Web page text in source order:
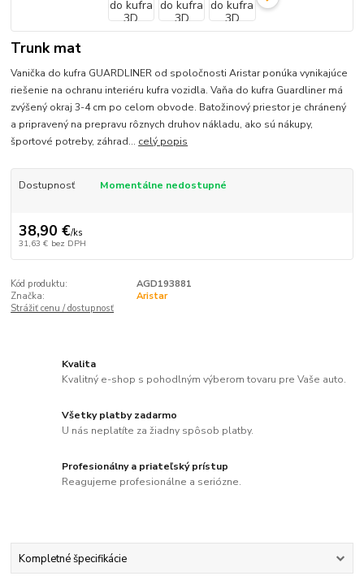
Trunk mat
Vanička do kufra GUARDLINER od spoločnosti Aristar ponúka vynikajúce
riešenie na ochranu interiéru kufra vozidla. Vaňa do kufra Guardliner má
zvýšený okraj 3-4 cm po celom obvode. Batožinový priestor je chránený
a pripravený na prepravu rôznych druhov nákladu, ako sú nákupy,
športové potreby, záhrad... celý popis
Dostupnosť Momentálne nedostupné
38,90 €/ks
31,63 € bez DPH
Kód produktu:
AGD193881
Značka:
Aristar
Strážiť cenu / dostupnosť
Kvalita
Kvalitný e-shop s pohodlným výberom tovaru pre Vaše auto.
Všetky platby zadarmo
U nás neplatíte za žiadny spôsob platby.
Profesionálny a priateľský prístup
Reagujeme profesionálne a seriózne.
Kompletné špecifikácie